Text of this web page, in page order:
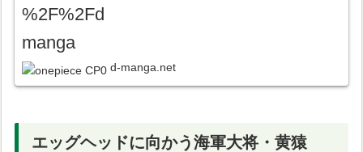
d-manga.net
エッグヘッドに向かう海軍大将・黄猿